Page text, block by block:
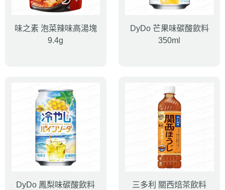
味之素 泡菜辣味高湯塊
9.4g
DyDo 芒果味碳酸飲料
350ml
DyDo 鳳梨味碳酸飲料
三多利 關西焙茶飲料